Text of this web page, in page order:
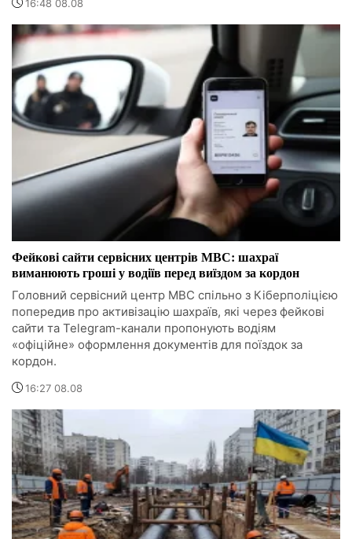
16:48 08.08
Фейкові сайти сервісних центрів МВС: шахраї
виманюють гроші у водіїв перед виїздом за кордон
Головний сервісний центр МВС спільно з Кіберполіцією
попередив про активізацію шахраїв, які через фейкові
сайти та Telegram-канали пропонують водіям
«офіційне» оформлення документів для поїздок за
кордон.
16:27 08.08